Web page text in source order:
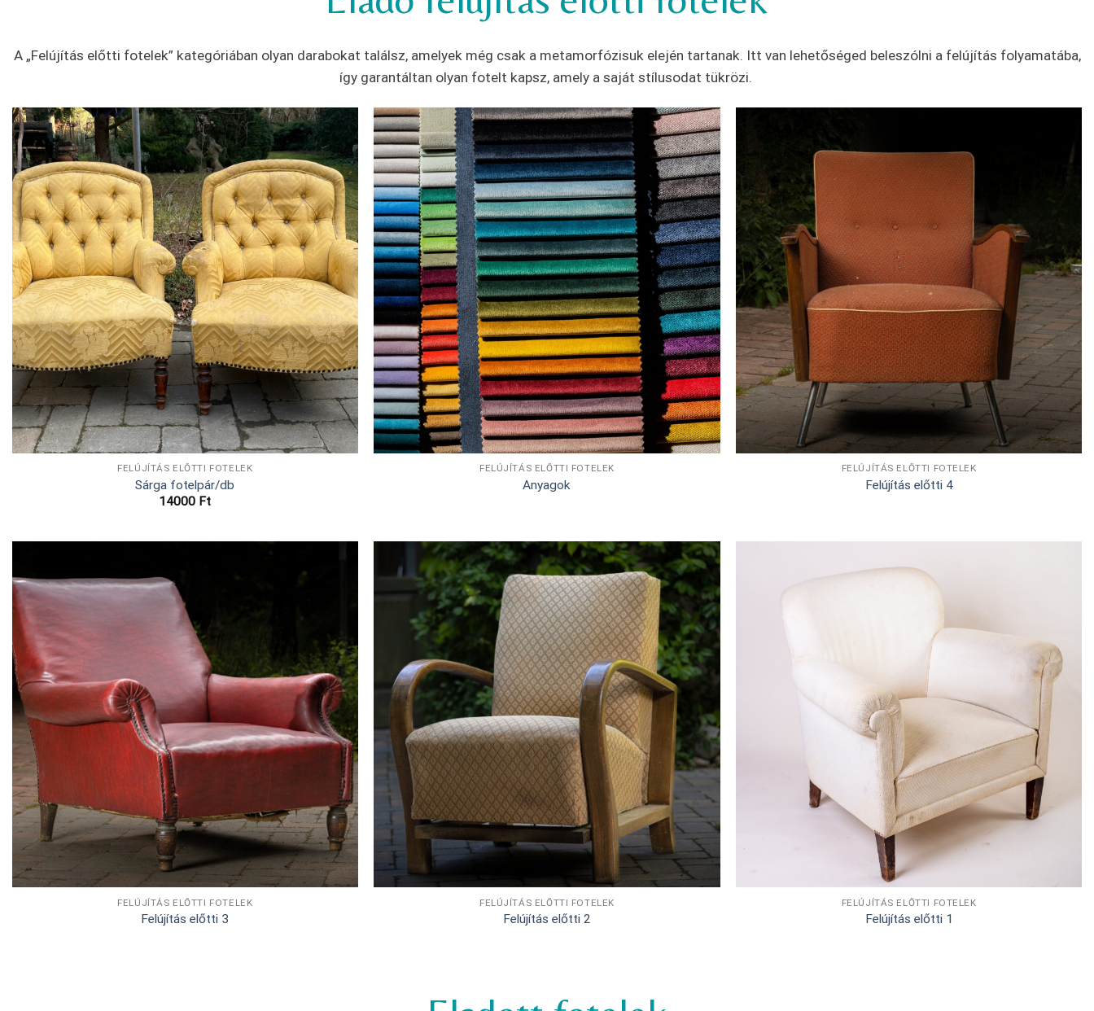
A „Felújítás előtti fotelek” kategóriában olyan darabokat találsz, amelyek még csak a metamorfózisuk elején tartanak. Itt van lehetőséged beleszólni a felújítás folyamatába,
így garantáltan olyan fotelt kapsz, amely a saját stílusodat tükrözi.
FELÚJÍTÁS ELŐTTI FOTELEK
Sárga fotelpár/db
14000 Ft
FELÚJÍTÁS ELŐTTI FOTELEK
Anyagok
FELÚJÍTÁS ELŐTTI FOTELEK
Felújítás előtti 4
FELÚJÍTÁS ELŐTTI FOTELEK
Felújítás előtti 3
FELÚJÍTÁS ELŐTTI FOTELEK
Felújítás előtti 2
FELÚJÍTÁS ELŐTTI FOTELEK
Felújítás előtti 1